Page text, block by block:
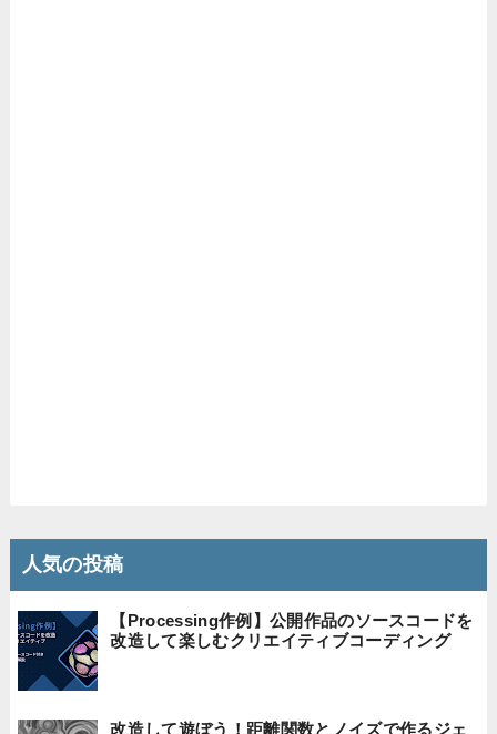
人気の投稿
【Processing作例】公開作品のソースコードを
改造して楽しむクリエイティブコーディング
改造して遊ぼう！距離関数とノイズで作るジェ